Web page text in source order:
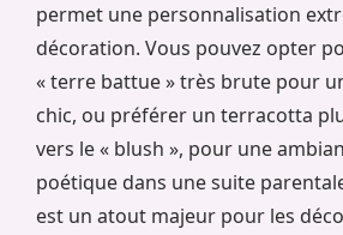
permet une personnalisation
décoration. Vous pouvez opter
« terre battue » très brute pour
chic, ou préférer un terracotta
vers le « blush », pour une
poétique dans une suite
est un atout majeur pour les